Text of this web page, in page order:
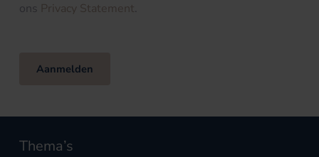
ons Privacy Statement.
Aanmelden
Thema’s